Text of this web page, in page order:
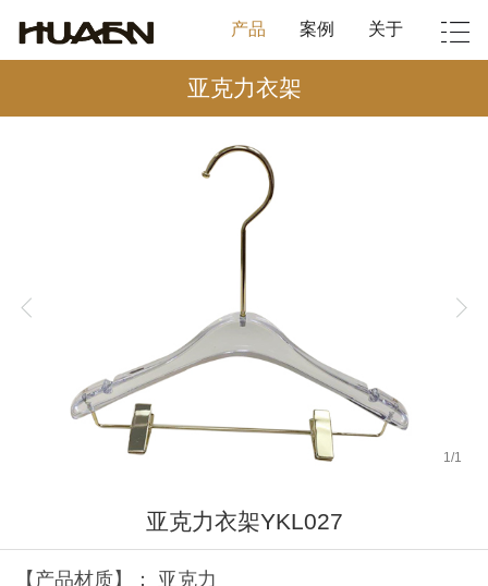
产品 案例 关于
亚克力衣架
1 /1
亚克力衣架YKL027
【产品材质】： 亚克力